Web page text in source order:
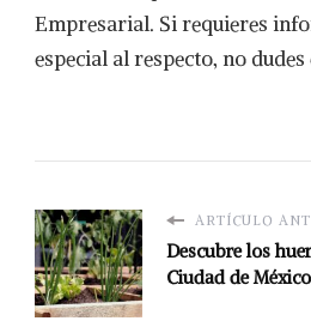
Empresarial. Si requieres
especial al respecto, no
ARTÍCULO
Descubre los
Ciudad de México